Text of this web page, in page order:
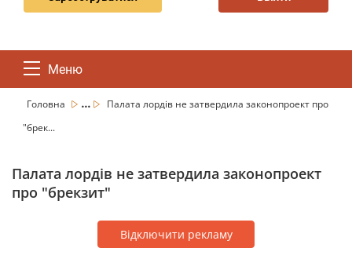
Меню
Головна ...
Палата лордів не затвердила законопроект про
"брек...
Палата лордів не затвердила законопроект
про "брекзит"
Відключити рекламу